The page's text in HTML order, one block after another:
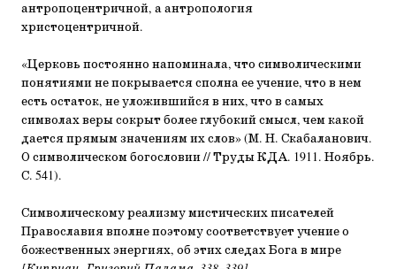
антропоцентричной, а антропология
христоцентричной.
«Церковь постоянно напоминала, что символическими
понятиями не покрывается сполна ее учение, что в нем
есть остаток, не уложившийся в них, что в самых
символах веры сокрыт более глубокий смысл, чем какой
дается прямым значениям их слов» (М. Н. Скабаланович.
О символическом богословии // Труды КДА. 1911. Ноябрь.
С. 541).
Символическому реализму мистических писателей
Православия вполне поэтому соответствует учение о
божественных энергиях, об этих следах Бога в мире